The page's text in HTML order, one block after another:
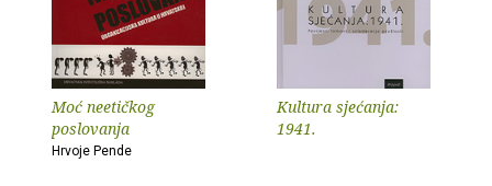
Moć neetičkog
poslovanja
Hrvoje Pende
Kultura sjećanja:
1941.